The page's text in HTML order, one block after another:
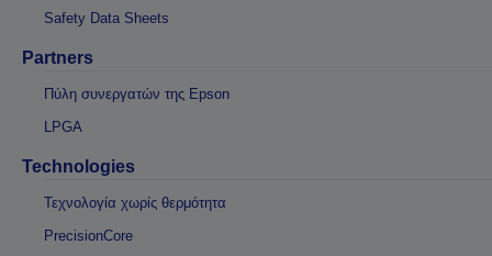
Safety Data Sheets
Partners
Πύλη συνεργατών της Epson
LPGA
Technologies
Τεχνολογία χωρίς θερμότητα
PrecisionCore